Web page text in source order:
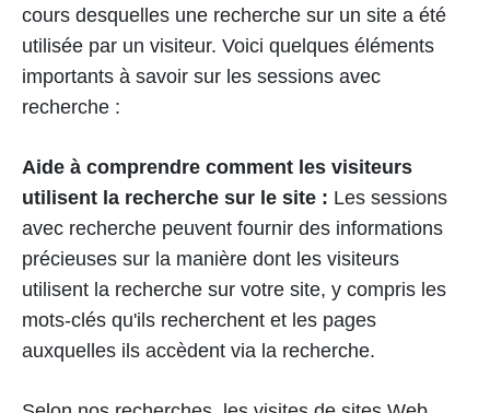
cours desquelles une recherche sur un site a été
utilisée par un visiteur. Voici quelques éléments
importants à savoir sur les sessions avec
recherche :
Aide à comprendre comment les visiteurs
utilisent la recherche sur le site : Les sessions
avec recherche peuvent fournir des informations
précieuses sur la manière dont les visiteurs
utilisent la recherche sur votre site, y compris les
mots-clés qu'ils recherchent et les pages
auxquelles ils accèdent via la recherche.